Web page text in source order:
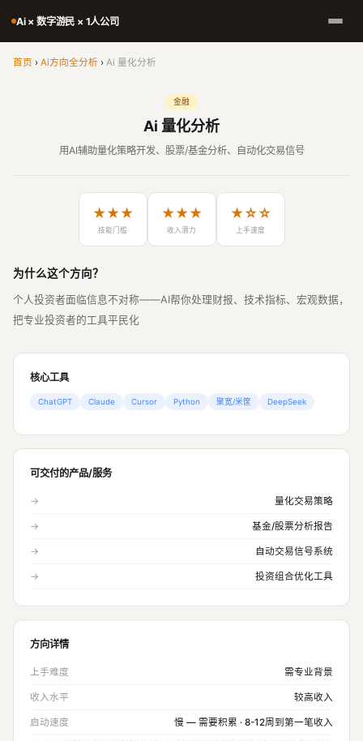
Ai × 数字游民 × 1人公司
首页 › Ai方向全分析 › Ai 量化分析
金融
Ai 量化分析
用AI辅助量化策略开发、股票/基金分析、自动化交易信号
★★★
技能门槛
★★★
收入潜力
★☆☆
上手速度
为什么这个方向？
个人投资者面临信息不对称——AI帮你处理财报、技术指标、宏观数据，
把专业投资者的工具平民化
核心工具
ChatGPT Claude Cursor Python 聚宽/米筐 DeepSeek
可交付的产品/服务
→ 量化交易策略
→ 基金/股票分析报告
→ 自动交易信号系统
→ 投资组合优化工具
方向详情
上手难度 需专业背景
收入水平 较高收入
启动速度 慢 — 需要积累 · 8-12周到第一笔收入